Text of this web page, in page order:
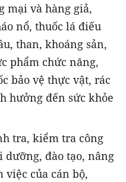
mại và hàng giả,
nổ, thuốc lá điếu
than, khoáng sản,
phẩm chức năng,
bảo vệ thực vật, rác
hưởng đến sức khỏe
tra, kiểm tra công
dưỡng, đào tạo, nâng
của cán bộ,